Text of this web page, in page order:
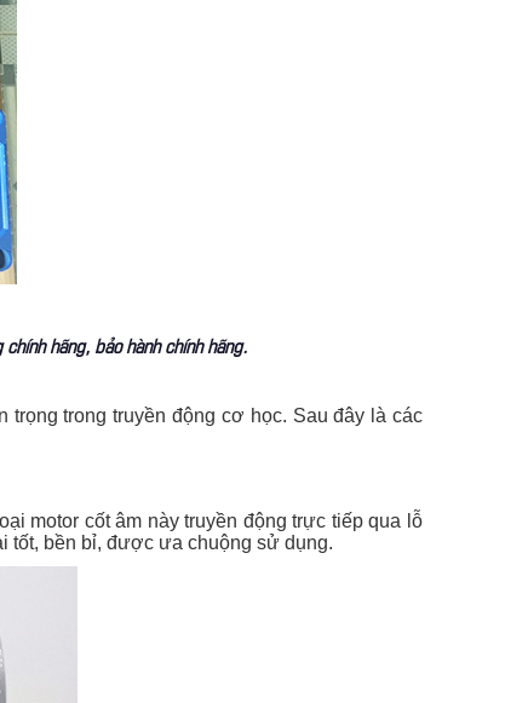
hãng, bảo hành chính hãng.
trong truyền động cơ học. Sau đây là các
motor cốt âm này truyền động trực tiếp qua lỗ
tốt, bền bỉ, được ưa chuộng sử dụng.